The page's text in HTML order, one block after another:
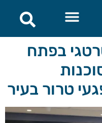
בפתח
טרור בעיר